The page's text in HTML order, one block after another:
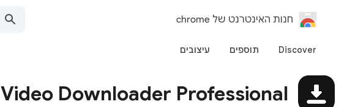
‏חנות האינטרנט של chrome
Discover תוספים עיצובים
Video Downloader Professional